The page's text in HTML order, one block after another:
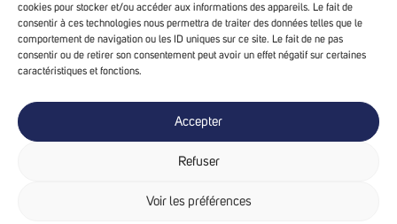
cookies pour stocker et/ou accéder aux informations des appareils. Le fait de
consentir à ces technologies nous permettra de traiter des données telles que le
comportement de navigation ou les ID uniques sur ce site. Le fait de ne pas
consentir ou de retirer son consentement peut avoir un effet négatif sur certaines
caractéristiques et fonctions.
Accepter
Refuser
Voir les préférences
Chambéry
Avignon